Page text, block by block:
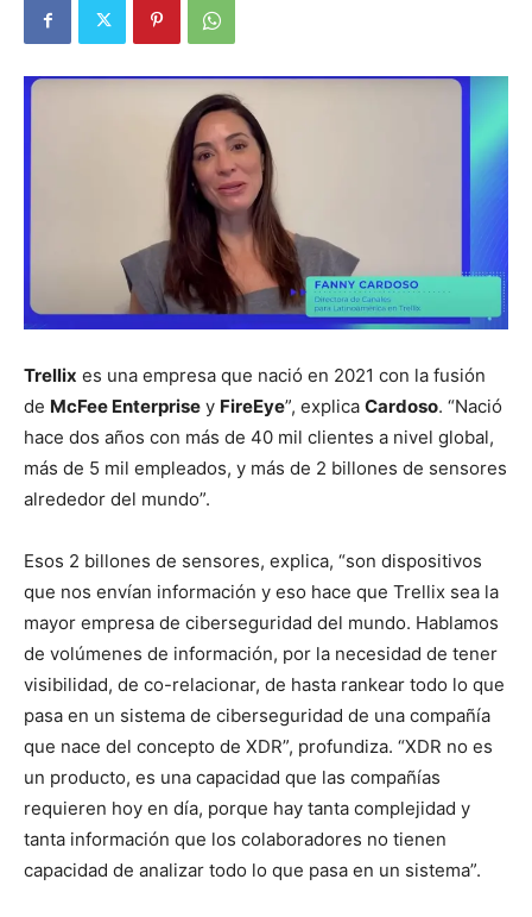
Trellix es una empresa que nació en 2021 con la fusión
de McFee Enterprise y FireEye”, explica Cardoso. “Nació
hace dos años con más de 40 mil clientes a nivel global,
más de 5 mil empleados, y más de 2 billones de sensores
alrededor del mundo”.
Esos 2 billones de sensores, explica, “son dispositivos
que nos envían información y eso hace que Trellix sea la
mayor empresa de ciberseguridad del mundo. Hablamos
de volúmenes de información, por la necesidad de tener
visibilidad, de co-relacionar, de hasta rankear todo lo que
pasa en un sistema de ciberseguridad de una compañía
que nace del concepto de XDR”, profundiza. “XDR no es
un producto, es una capacidad que las compañías
requieren hoy en día, porque hay tanta complejidad y
tanta información que los colaboradores no tienen
capacidad de analizar todo lo que pasa en un sistema”.